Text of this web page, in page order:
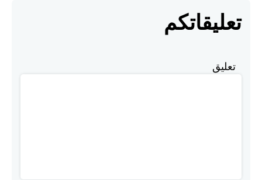
تعليقاتكم
تعليق